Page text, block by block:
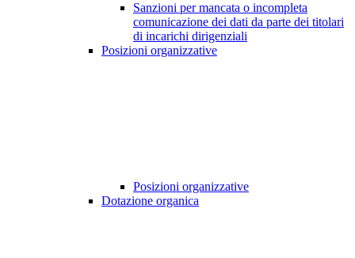
Sanzioni per mancata o incompleta
comunicazione dei dati da parte dei titolari
di incarichi dirigenziali
Posizioni organizzative
Posizioni organizzative
Dotazione organica